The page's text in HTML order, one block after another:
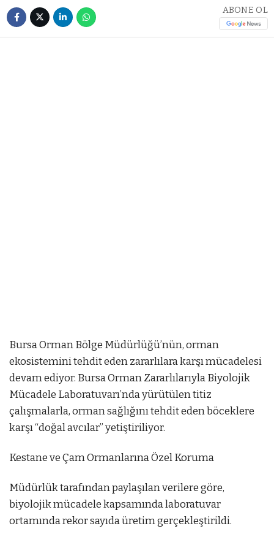
ABONE OL
Bursa Orman Bölge Müdürlüğü’nün, orman
ekosistemini tehdit eden zararlılara karşı mücadelesi
devam ediyor. Bursa Orman Zararlılarıyla Biyolojik
Mücadele Laboratuvarı’nda yürütülen titiz
çalışmalarla, orman sağlığını tehdit eden böceklere
karşı “doğal avcılar” yetiştiriliyor.
mostbet azmostbetmostbet mostbet azmostbet
Kestane ve Çam Ormanlarına Özel Koruma
Müdürlük tarafından paylaşılan verilere göre,
biyolojik mücadele kapsamında laboratuvar
ortamında rekor sayıda üretim gerçekleştirildi.